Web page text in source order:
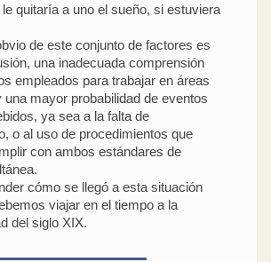
quitaría a uno el sueño, si estuviera
de este conjunto de factores es
una inadecuada comprensión
empleados para trabajar en áreas
mayor probabilidad de eventos
ya sea a la falta de
o al uso de procedimientos que
con ambos estándares de
cómo se llegó a esta situación
viajar en el tiempo a la
del siglo XIX.